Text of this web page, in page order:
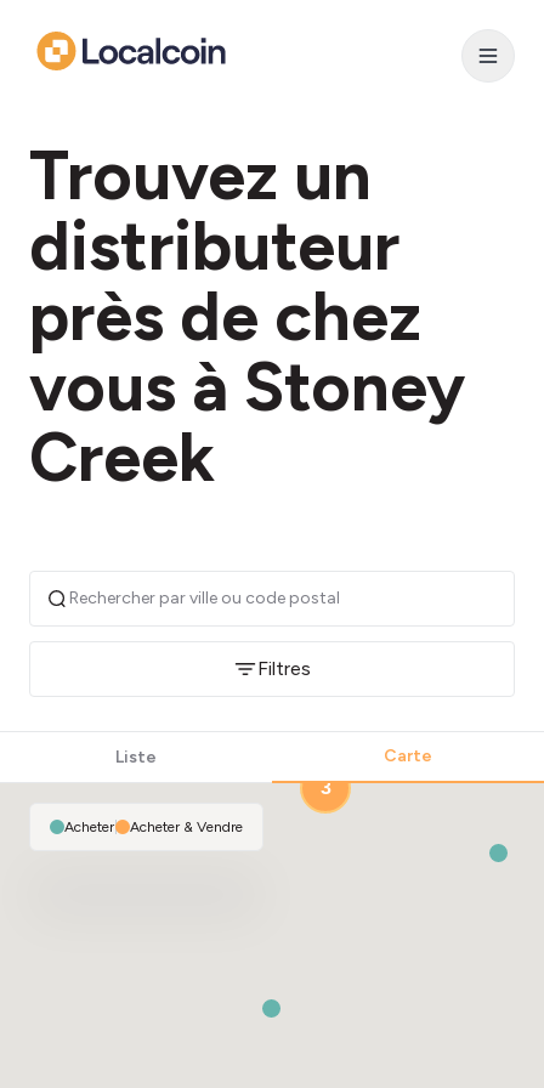
Trouvez un
distributeur
près de chez
vous à Stoney
Creek
Filtres
Liste Carte
3
Acheter| Acheter & Vendre